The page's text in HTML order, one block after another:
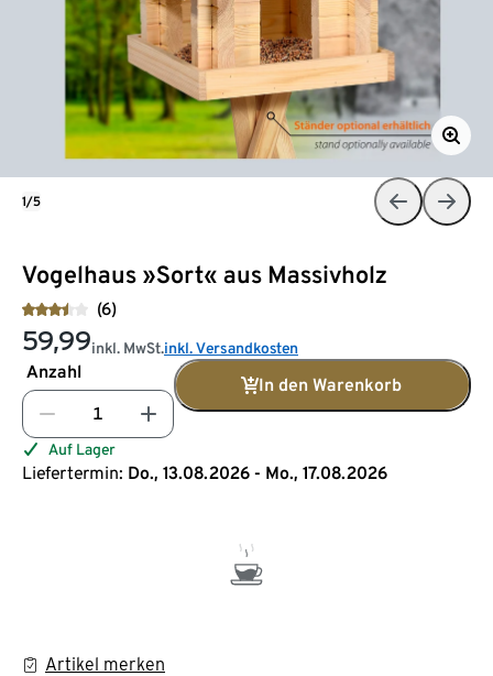
Vogelhaus »Sort« aus Massivholz
(6)
59,99inkl. MwSt.inkl. Versandkosten
Anzahl
In den Warenkorb
Auf Lager
Liefertermin: Do., 13.08.2026 - Mo., 17.08.2026
Artikel merken
1/5